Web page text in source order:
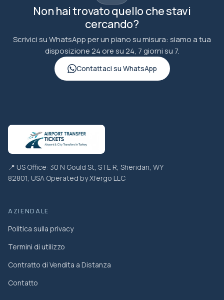
Non hai trovato quello che stavi
cercando?
Scrivici su WhatsApp per un piano su misura: siamo a tua
disposizione 24 ore su 24, 7 giorni su 7.
Contattaci su WhatsApp
📍 US Office: 30 N Gould St, STE R, Sheridan, WY
82801, USA Operated by Xfergo LLC
AZIENDALE
Politica sulla privacy
Termini di utilizzo
Contratto di Vendita a Distanza
Contatto